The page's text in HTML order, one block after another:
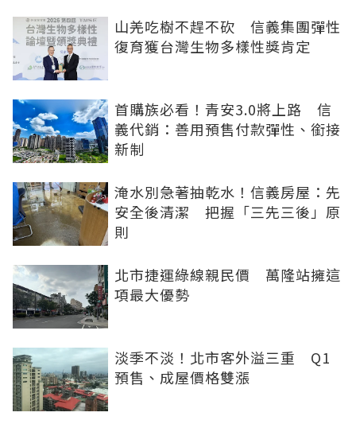
山羌吃樹不趕不砍 信義集團彈性
復育獲台灣生物多樣性獎肯定
首購族必看！青安3.0將上路 信
義代銷：善用預售付款彈性、銜接
新制
淹水別急著抽乾水！信義房屋：先
安全後清潔 把握「三先三後」原
則
北市捷運綠線親民價 萬隆站擁這
項最大優勢
淡季不淡！北市客外溢三重 Q1
預售、成屋價格雙漲